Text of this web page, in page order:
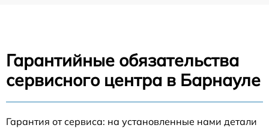
Гарантийные обязательства
сервисного центра в Барнауле
Гарантия от сервиса: на установленные нами детали